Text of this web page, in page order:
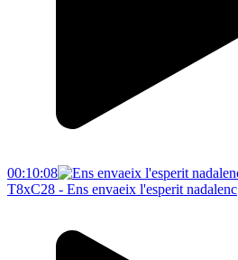
00:10:08
T8xC28 - Ens envaeix l'esperit nadalenc